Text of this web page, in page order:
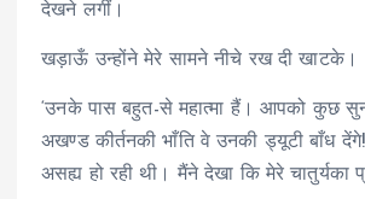
देखने लगीं।
खड़ाऊँ उन्होंने मेरे सामने नीचे रख दी खाटके।
‘उनके पास बहुत-से महात्मा हैं। आपको कुछ
अखण्ड कीर्तनकी भाँति वे उनकी ड्यूटी बाँध
असह्य हो रही थी। मैंने देखा कि मेरे चातुर्यका